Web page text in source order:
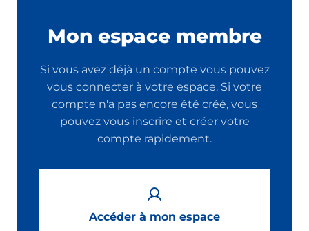
Mon espace membre
Si vous avez déjà un compte vous pouvez
vous connecter à votre espace. Si votre
compte n'a pas encore été créé, vous
pouvez vous inscrire et créer votre
compte rapidement.
Accéder à mon espace